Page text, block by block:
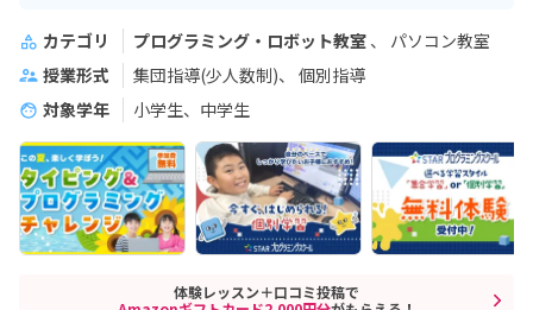
カテゴリ プログラミング・ロボット教室
パソコン教室
授業形式
集団指導(少人数制)
個別指導
対象学年
小学生、中学生
体験レッスン＋口コミ投稿で